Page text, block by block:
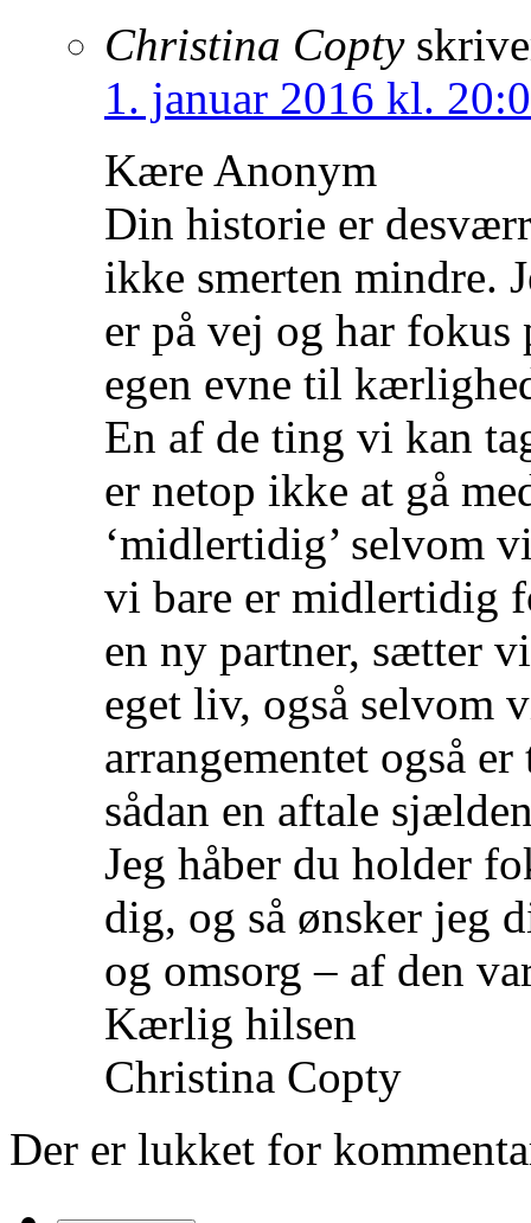
Christina Copty
1. januar 2016 kl.
Kære Anonym
Din historie er
ikke smerten mindre.
er på vej og har fokus
egen evne til
En af de ting vi kan
er netop ikke at gå
‘midlertidig’ selvom
vi bare er midlertidig
en ny partner, sætter
eget liv, også selvom
arrangementet også
sådan en aftale
Jeg håber du holder
dig, og så ønsker jeg
og omsorg – af den
Kærlig hilsen
Christina Copty
Der er lukket for